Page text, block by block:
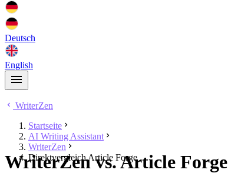
Deutsch
English
WriterZen
Startseite
AI Writing Assistant
WriterZen
Direktvergleich Article Forge
WriterZen vs. Article Forge